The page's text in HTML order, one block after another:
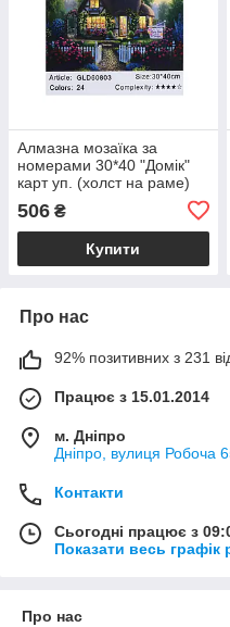
Алмазна мозаїка за
номерами 30*40 "Домік"
карт уп. (холст на раме)
506 ₴
Купити
Про нас
92% позитивних з 231
Працює з 15.01.2014
м. Дніпро
Дніпро, вулиця Робоча
Контакти
Сьогодні працює з
Показати весь графік
Про нас